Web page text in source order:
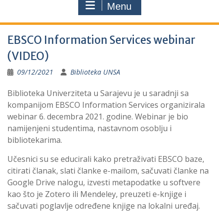
Menu
EBSCO Information Services webinar
(VIDEO)
09/12/2021 Biblioteka UNSA
Biblioteka Univerziteta u Sarajevu je u saradnji sa
kompanijom EBSCO Information Services organizirala
webinar 6. decembra 2021. godine. Webinar je bio
namijenjeni studentima, nastavnom osoblju i
bibliotekarima.
Učesnici su se educirali kako pretraživati EBSCO baze,
citirati članak, slati članke e-mailom, sačuvati članke na
Google Drive nalogu, izvesti metapodatke u softvere
kao što je Zotero ili Mendeley, preuzeti e-knjige i
sačuvati poglavlje određene knjige na lokalni uređaj.